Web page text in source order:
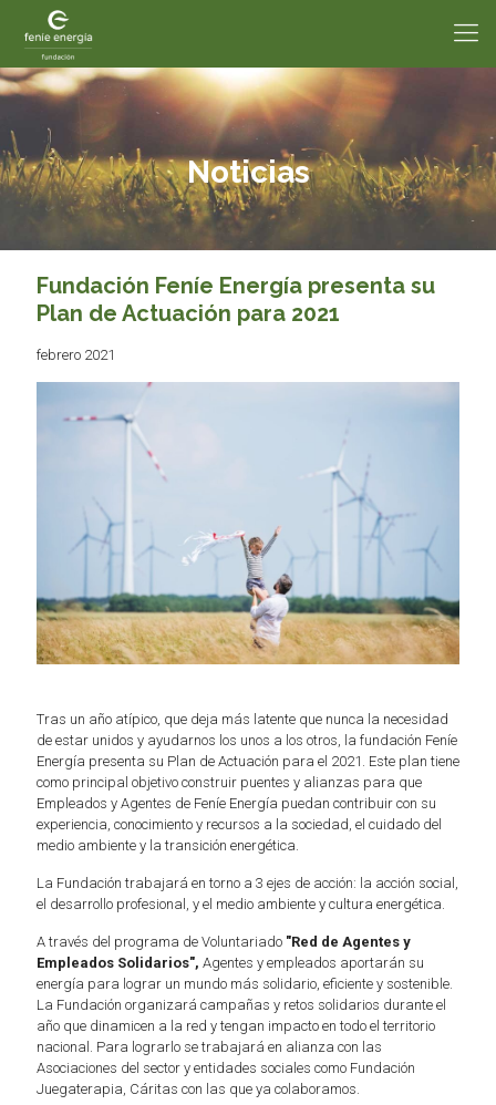
Noticias
Fundación Feníe Energía presenta su
Plan de Actuación para 2021
febrero 2021
Tras un año atípico, que deja más latente que nunca la necesidad
de estar unidos y ayudarnos los unos a los otros, la fundación Feníe
Energía presenta su Plan de Actuación para el 2021. Este plan tiene
como principal objetivo construir puentes y alianzas para que
Empleados y Agentes de Feníe Energía puedan contribuir con su
experiencia, conocimiento y recursos a la sociedad, el cuidado del
medio ambiente y la transición energética.
La Fundación trabajará en torno a 3 ejes de acción: la acción social,
el desarrollo profesional, y el medio ambiente y cultura energética.
A través del programa de Voluntariado "Red de Agentes y
Empleados Solidarios", Agentes y empleados aportarán su
energía para lograr un mundo más solidario, eficiente y sostenible.
La Fundación organizará campañas y retos solidarios durante el
año que dinamicen a la red y tengan impacto en todo el territorio
nacional. Para lograrlo se trabajará en alianza con las
Asociaciones del sector y entidades sociales como Fundación
Juegaterapia, Cáritas con las que ya colaboramos.